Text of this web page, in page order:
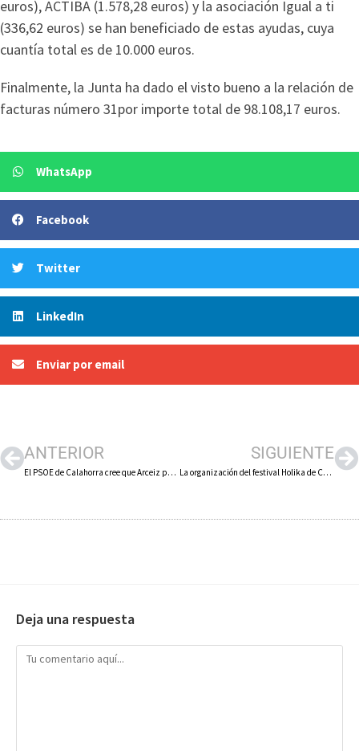
euros), ACTIBA (1.578,28 euros) y la asociación Igual a ti
(336,62 euros) se han beneficiado de estas ayudas, cuya
cuantía total es de 10.000 euros.
Finalmente, la Junta ha dado el visto bueno a la relación de
facturas número 31por importe total de 98.108,17 euros.
WhatsApp
Facebook
Twitter
LinkedIn
Enviar por email
ANTERIOR
El PSOE de Calahorra cree que Arceiz presenta el balance de tres años perdidos, presume de proyectos heredados y da la espalda a los problemas más importantes como vivienda, aparcamiento y hospital
SIGUIENTE
La organización del festival Holika de Calahorra cifra los asistentes en unos 100.000 y el impacto económico en 47 millones de euros
Deja una respuesta